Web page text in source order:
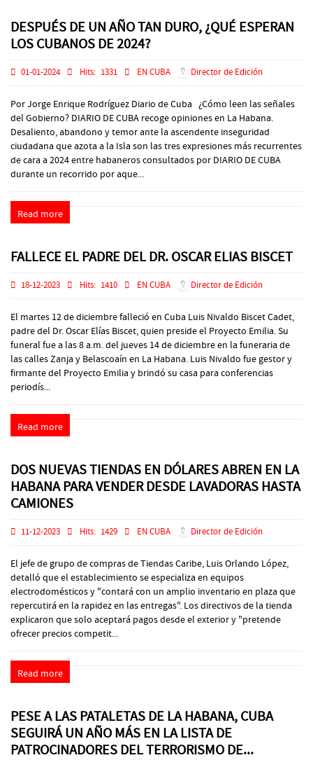
DESPUÉS DE UN AÑO TAN DURO, ¿QUÉ ESPERAN
LOS CUBANOS DE 2024?
01-01-2024 Hits: 1331 EN CUBA Director de Edición
Por Jorge Enrique Rodríguez Diario de Cuba ¿Cómo leen las señales
del Gobierno? DIARIO DE CUBA recoge opiniones en La Habana.
Desaliento, abandono y temor ante la ascendente inseguridad
ciudadana que azota a la Isla son las tres expresiones más recurrentes
de cara a 2024 entre habaneros consultados por DIARIO DE CUBA
durante un recorrido por aque...
Read more
FALLECE EL PADRE DEL DR. OSCAR ELIAS BISCET
18-12-2023 Hits: 1410 EN CUBA Director de Edición
El martes 12 de diciembre falleció en Cuba Luis Nivaldo Biscet Cadet,
padre del Dr. Oscar Elías Biscet, quien preside el Proyecto Emilia. Su
funeral fue a las 8 a.m. del jueves 14 de diciembre en la funeraria de
las calles Zanja y Belascoaín en La Habana. Luis Nivaldo fue gestor y
firmante del Proyecto Emilia y brindó su casa para conferencias
periodís...
Read more
DOS NUEVAS TIENDAS EN DÓLARES ABREN EN LA
HABANA PARA VENDER DESDE LAVADORAS HASTA
CAMIONES
11-12-2023 Hits: 1429 EN CUBA Director de Edición
El jefe de grupo de compras de Tiendas Caribe, Luis Orlando López,
detalló que el establecimiento se especializa en equipos
electrodomésticos y "contará con un amplio inventario en plaza que
repercutirá en la rapidez en las entregas". Los directivos de la tienda
explicaron que solo aceptará pagos desde el exterior y "pretende
ofrecer precios competit...
Read more
PESE A LAS PATALETAS DE LA HABANA, CUBA
SEGUIRÁ UN AÑO MÁS EN LA LISTA DE
PATROCINADORES DEL TERRORISMO DE...